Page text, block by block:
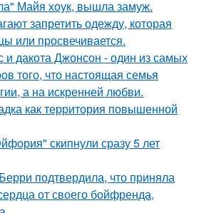
Майя хоук, вышла замуж.
запретить одежду, которая
или просвечивается.
и дакота Джонсон - один из самых
того, что настоящая семья
а на искренней любви.
как территория повышенной
скипнули сразу 5 лет
подтвердила, что приняла
от своего бойфренда,